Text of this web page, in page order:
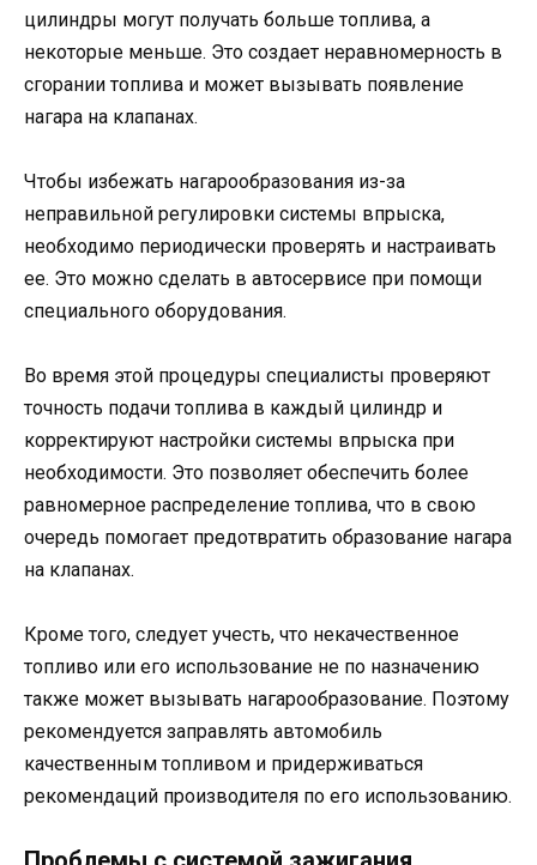
цилиндры могут получать больше топлива, а
некоторые меньше. Это создает неравномерность в
сгорании топлива и может вызывать появление
нагара на клапанах.
Чтобы избежать нагарообразования из-за
неправильной регулировки системы впрыска,
необходимо периодически проверять и настраивать
ее. Это можно сделать в автосервисе при помощи
специального оборудования.
Во время этой процедуры специалисты проверяют
точность подачи топлива в каждый цилиндр и
корректируют настройки системы впрыска при
необходимости. Это позволяет обеспечить более
равномерное распределение топлива, что в свою
очередь помогает предотвратить образование нагара
на клапанах.
Кроме того, следует учесть, что некачественное
топливо или его использование не по назначению
также может вызывать нагарообразование. Поэтому
рекомендуется заправлять автомобиль
качественным топливом и придерживаться
рекомендаций производителя по его использованию.